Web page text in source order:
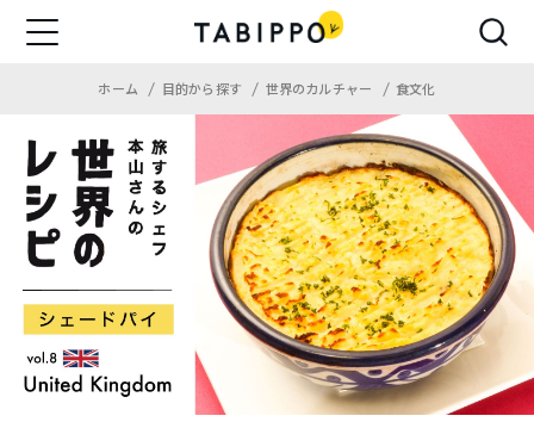
ホーム 目的から探す 世界のカルチャー 食文化